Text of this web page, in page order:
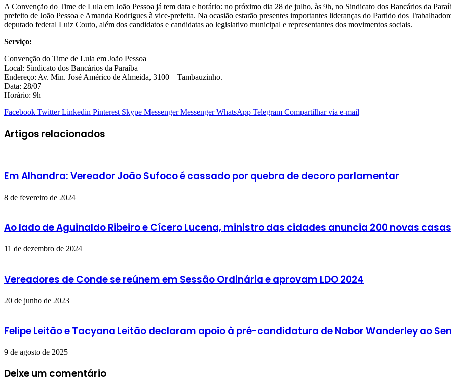
A Convenção do Time de Lula em João Pessoa já tem data e horário: no próximo dia 28 de julho, às 9h, no Sindicato dos Bancários da
prefeito de João Pessoa e Amanda Rodrigues à vice-prefeita. Na ocasião estarão presentes importantes lideranças do Partido dos
deputado federal Luiz Couto, além dos candidatos e candidatas ao legislativo municipal e representantes dos movimentos sociais.
Serviço:
Convenção do Time de Lula em João Pessoa
Local: Sindicato dos Bancários da Paraíba
Endereço: Av. Min. José Américo de Almeida, 3100 – Tambauzinho.
Data: 28/07
Horário: 9h
Facebook Twitter Linkedin Pinterest Skype Messenger Messenger WhatsApp Telegram Compartilhar via e-mail
Artigos relacionados
Em Alhandra: Vereador João Sufoco é cassado por quebra de decoro parlamentar
8 de fevereiro de 2024
Ao lado de Aguinaldo Ribeiro e Cícero Lucena, ministro das cidades anuncia 200 novas
11 de dezembro de 2024
Vereadores de Conde se reúnem em Sessão Ordinária e aprovam LDO 2024
20 de junho de 2023
Felipe Leitão e Tacyana Leitão declaram apoio à pré-candidatura de Nabor Wanderley ao
9 de agosto de 2025
Deixe um comentário